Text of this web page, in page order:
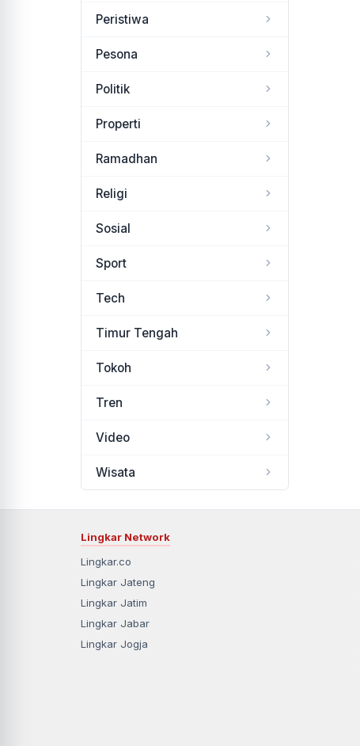
Peristiwa
Pesona
Politik
Properti
Ramadhan
Religi
Sosial
Sport
Tech
Timur Tengah
Tokoh
Tren
Video
Wisata
Lingkar Network
Lingkar.co
Lingkar Jateng
Lingkar Jatim
Lingkar Jabar
Lingkar Jogja